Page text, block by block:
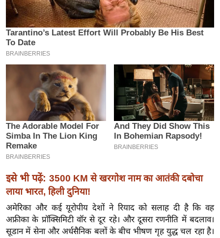
म
ई
-
पे
मि
बे
मि
ल
श
ख्सि
य
त
इसे भी पढ़ें: 3500 KM से खरगोश नाम का आतंकी दबोचा
लाया भारत, हिली दुनिया!
अमेरिका और कई यूरोपीय देशों ने रियाद को सलाह दी है कि वह
अफ्रीका के प्रॉक्सिमिटी वॉर से दूर रहे। और दूसरा रणनीति में बदलाव।
सूडान में सेना और अर्धसैनिक बलों के बीच भीषण गृह युद्ध चल रहा है।